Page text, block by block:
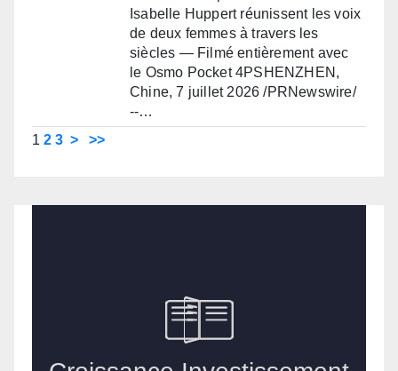
Isabelle Huppert réunissent les voix
de deux femmes à travers les
siècles — Filmé entièrement avec
le Osmo Pocket 4PSHENZHEN,
Chine, 7 juillet 2026 /PRNewswire/
--…
1 2 3 > >>